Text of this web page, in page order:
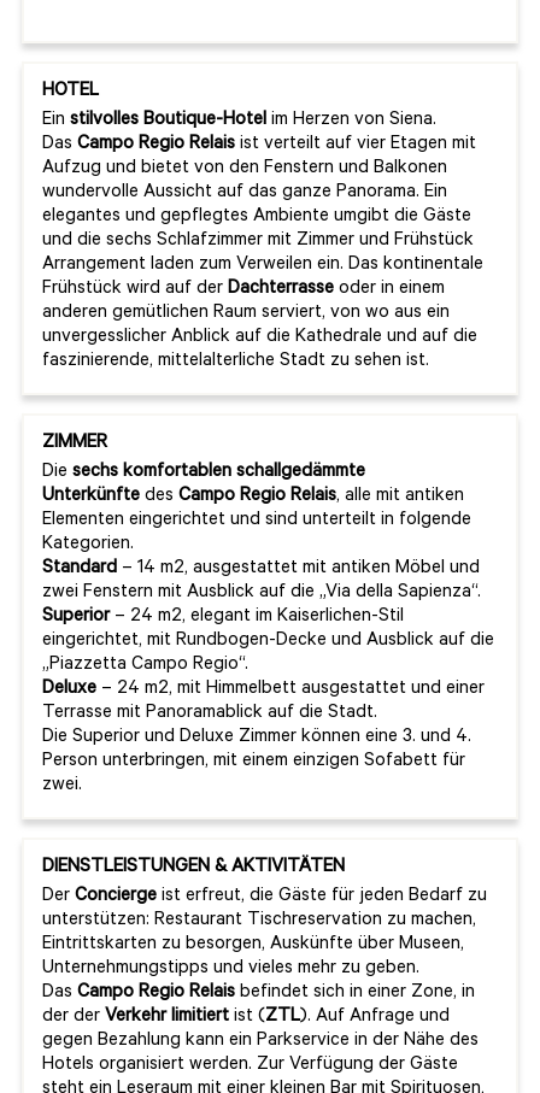
HOTEL
Ein stilvolles Boutique-Hotel im Herzen von Siena.
Das Campo Regio Relais ist verteilt auf vier Etagen mit
Aufzug und bietet von den Fenstern und Balkonen
wundervolle Aussicht auf das ganze Panorama. Ein
elegantes und gepflegtes Ambiente umgibt die Gäste
und die sechs Schlafzimmer mit Zimmer und Frühstück
Arrangement laden zum Verweilen ein. Das kontinentale
Frühstück wird auf der Dachterrasse oder in einem
anderen gemütlichen Raum serviert, von wo aus ein
unvergesslicher Anblick auf die Kathedrale und auf die
faszinierende, mittelalterliche Stadt zu sehen ist.
ZIMMER
Die sechs komfortablen schallgedämmte
Unterkünfte des Campo Regio Relais, alle mit antiken
Elementen eingerichtet und sind unterteilt in folgende
Kategorien.
Standard – 14 m2, ausgestattet mit antiken Möbel und
zwei Fenstern mit Ausblick auf die „Via della Sapienza“.
Superior– 24 m2, elegant im Kaiserlichen-Stil
eingerichtet, mit Rundbogen-Decke und Ausblick auf die
„Piazzetta Campo Regio“.
Deluxe – 24 m2, mit Himmelbett ausgestattet und einer
Terrasse mit Panoramablick auf die Stadt.
Die Superior und Deluxe Zimmer können eine 3. und 4.
Person unterbringen, mit einem einzigen Sofabett für
zwei.
DIENSTLEISTUNGEN & AKTIVITÄTEN
Der Concierge ist erfreut, die Gäste für jeden Bedarf zu
unterstützen: Restaurant Tischreservation zu machen,
Eintrittskarten zu besorgen, Auskünfte über Museen,
Unternehmungstipps und vieles mehr zu geben.
Das Campo Regio Relais befindet sich in einer Zone, in
der der Verkehr limitiert ist (ZTL). Auf Anfrage und
gegen Bezahlung kann ein Parkservice in der Nähe des
Hotels organisiert werden. Zur Verfügung der Gäste